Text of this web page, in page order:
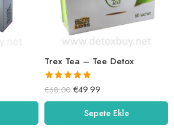
Trex Tea – Tee Detox
5 üzerinden
5.00oy aldı
€68.00 €49.99
Sepete Ekle